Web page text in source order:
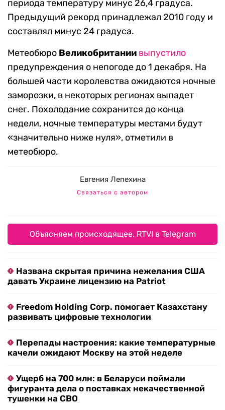
периода температуру минус 26,4 градуса.
Предыдущий рекорд принадлежал 2010 году и
составлял минус 24 градуса.
Метеобюро Великобритании выпустило
предупреждения о непогоде до 1 декабря. На
большей части королевства ожидаются ночные
заморозки, в некоторых регионах выпадет
снег. Похолодание сохранится до конца
недели, ночные температуры местами будут
«значительно ниже нуля», отметили в
метеобюро.
Евгения Лепехина
Связаться с автором
Объясняем происходящее. RTVI в Telegram
Названа скрытая причина нежелания США
давать Украине лицензию на Patriot
Freedom Holding Corp. помогает Казахстану
развивать цифровые технологии
Перепады настроения: какие температурные
качели ожидают Москву на этой неделе
Ущерб на 700 млн: в Беларуси поймали
фигуранта дела о поставках некачественной
тушенки на СВО